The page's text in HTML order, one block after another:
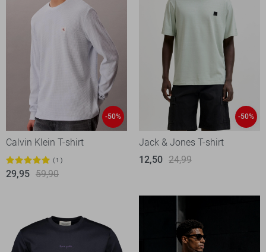
-50%
Calvin Klein T-shirt
1
29,95 59,90
-50%
Jack & Jones T-shirt
12,50 24,99